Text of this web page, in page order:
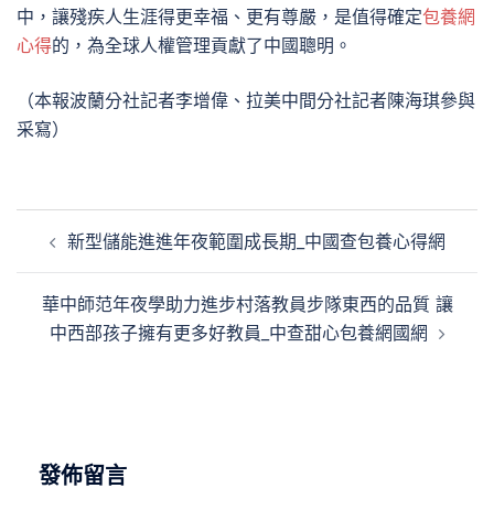
中，讓殘疾人生涯得更幸福、更有尊嚴，是值得確定包養網
心得的，為全球人權管理貢獻了中國聰明。
（本報波蘭分社記者李增偉、拉美中間分社記者陳海琪參與
采寫）
新型儲能進進年夜範圍成長期_中國查包養心得網
華中師范年夜學助力進步村落教員步隊東西的品質 讓
中西部孩子擁有更多好教員_中查甜心包養網國網
發佈留言